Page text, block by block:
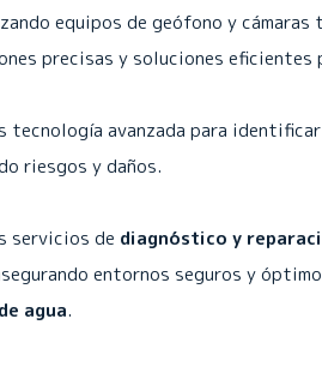
equipos de geófono y cámaras
precisas y soluciones eficientes
tecnología avanzada para
riesgos y daños.
servicios de diagnóstico y
entornos seguros y
agua.